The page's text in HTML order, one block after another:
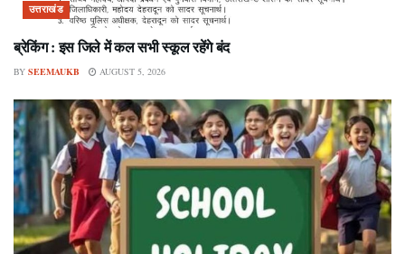
उत्तराखंड
ब्रेकिंग : इस जिले में कल सभी स्कूल रहेंगे बंद
BY SEEMAUKB AUGUST 5, 2026